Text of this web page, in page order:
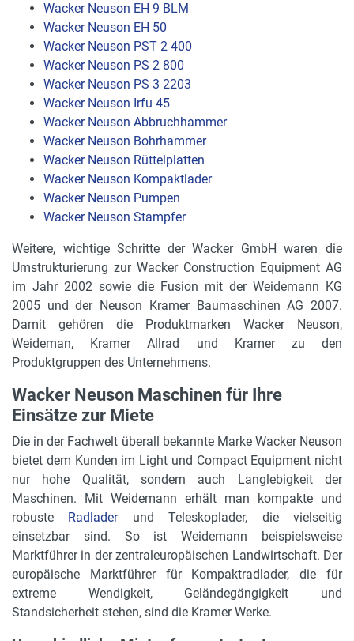
Wacker Neuson EH 9 BLM
Wacker Neuson EH 50
Wacker Neuson PST 2 400
Wacker Neuson PS 2 800
Wacker Neuson PS 3 2203
Wacker Neuson Irfu 45
Wacker Neuson Abbruchhammer
Wacker Neuson Bohrhammer
Wacker Neuson Rüttelplatten
Wacker Neuson Kompaktlader
Wacker Neuson Pumpen
Wacker Neuson Stampfer
Weitere, wichtige Schritte der Wacker GmbH waren die
Umstrukturierung zur Wacker Construction Equipment AG
im Jahr 2002 sowie die Fusion mit der Weidemann KG
2005 und der Neuson Kramer Baumaschinen AG 2007.
Damit gehören die Produktmarken Wacker Neuson,
Weideman, Kramer Allrad und Kramer zu den
Produktgruppen des Unternehmens.
Wacker Neuson Maschinen für Ihre
Einsätze zur Miete
Die in der Fachwelt überall bekannte Marke Wacker Neuson
bietet dem Kunden im Light und Compact Equipment nicht
nur hohe Qualität, sondern auch Langlebigkeit der
Maschinen. Mit Weidemann erhält man kompakte und
robuste Radladerund Teleskoplader, die vielseitig
einsetzbar sind. So ist Weidemann beispielsweise
Marktführer in der zentraleuropäischen Landwirtschaft. Der
europäische Marktführer für Kompaktradlader, die für
extreme Wendigkeit, Geländegängigkeit und
Standsicherheit stehen, sind die Kramer Werke.